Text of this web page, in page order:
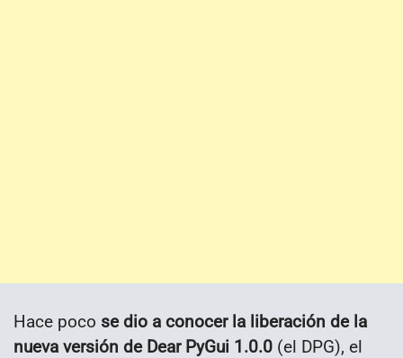
Hace poco se dio a conocer la liberación de la
nueva versión de Dear PyGui 1.0.0 (el DPG), el